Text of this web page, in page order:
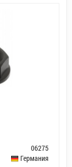
06275
Германия